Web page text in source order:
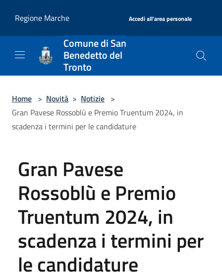
Regione Marche
Accedi all'area personale
Comune di San
Benedetto del
Tronto
Home > Novità > Notizie >
Gran Pavese Rossoblù e Premio Truentum 2024, in
scadenza i termini per le candidature
Gran Pavese
Rossoblù e Premio
Truentum 2024, in
scadenza i termini per
le candidature